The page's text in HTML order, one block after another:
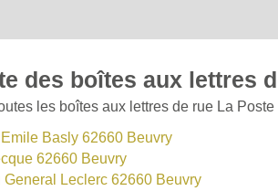
des boîtes aux lettres
les boîtes aux lettres de rue La
Basly 62660 Beuvry
62660 Beuvry
General Leclerc 62660 Beuvry